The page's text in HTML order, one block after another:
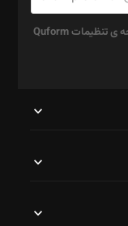
برای استفاده از ریکپچا بایستی کلید API را در صفحه ی تنظیمات Quform